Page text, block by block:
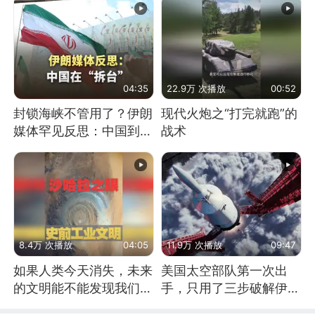
04:35
封锁海峡不管用了？伊朗
媒体罕见反思：中国到底
22.9万 次播放 00:52
现代火炮之“打完就跑”的
战术
8.4万 次播放 04:05
如果人类今天消失，未来
的文明能不能发现我们存
11.9万 次播放 09:47
美国太空部队第一次出
手，只用了三步破解伊朗